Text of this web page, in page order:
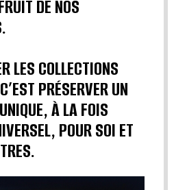
DE NOS
LES COLLECTIONS
PRÉSERVER UN
À LA FOIS
POUR SOI ET